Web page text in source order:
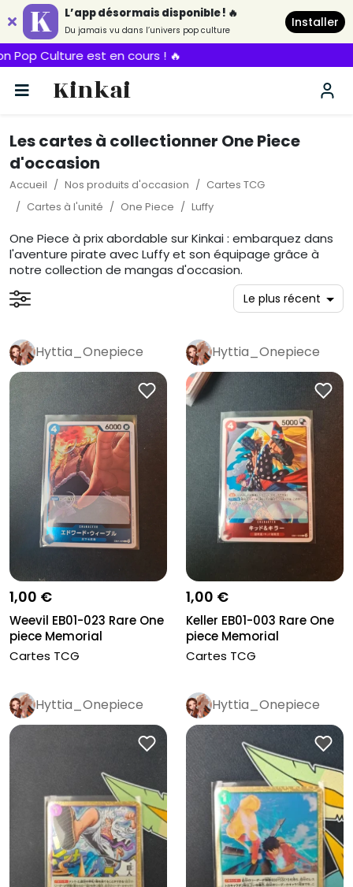
L’app désormais disponible ! 🔥
Du jamais vu dans l’univers pop culture
Installer
cours ! 🔥
Kinkai
Les cartes à collectionner One Piece
d'occasion
Accueil Nos produits d'occasion
Cartes TCG
Cartes à l'unité
One Piece Luffy
One Piece à prix abordable sur Kinkai : embarquez dans
l'aventure pirate avec Luffy et son équipage grâce à
notre collection de mangas d'occasion.
Hyttia_Onepiece
1,00 €
Weevil EB01-023 Rare One
piece Memorial
Collection...
Cartes TCG
Hyttia_Onepiece
1,00 €
Keller EB01-003 Rare One
piece Memorial
Collection...
Cartes TCG
Hyttia_Onepiece Hyttia_Onepiece